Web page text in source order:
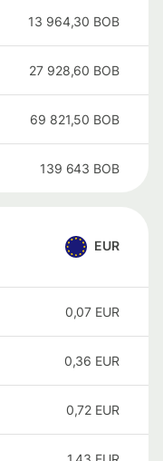
13 964,30 BOB
27 928,60 BOB
69 821,50 BOB
139 643 BOB
EUR
0,07 EUR
0,36 EUR
0,72 EUR